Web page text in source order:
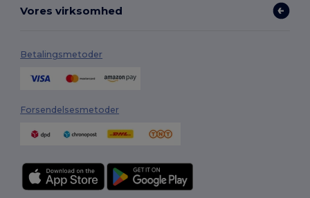
Vores virksomhed
Betalingsmetoder
Forsendelsesmetoder